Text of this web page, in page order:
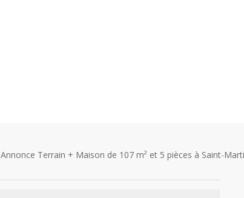
Annonce Terrain + Maison de 107 m² et 5 pièces à Saint-